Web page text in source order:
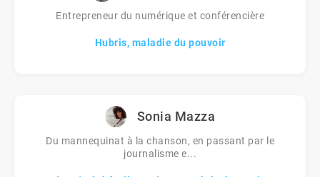
Entrepreneur du numérique et conférencière
Hubris, maladie du pouvoir
Sonia Mazza
Du mannequinat à la chanson, en passant par le
journalisme e...